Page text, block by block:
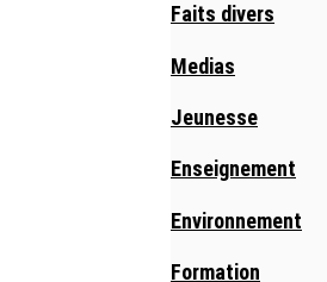
Faits divers
Medias
Jeunesse
Enseignement
Environnement
Formation